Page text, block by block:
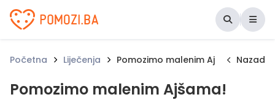
Udruženje Pomozi.ba
Početna Liječenja Pomozimo malenim Ajšama!Nazad
Pomozimo malenim Ajšama!